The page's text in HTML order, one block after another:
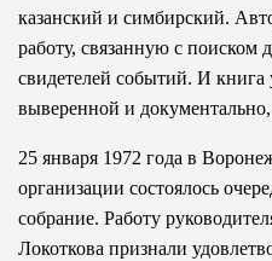
казанский и симбирский.
работу, связанную с поиском
свидетелей событий. И
выверенной и
25 января 1972 года в
организации состоялось
собрание. Работу
Локоткова признали